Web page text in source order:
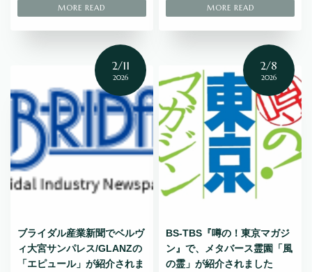
2/11
2026
ブライダル産業新聞でベルヴ
ィ大宮サンパレス/GLANZの
「エピュール」が紹介されま
2/8
2026
BS-TBS『噂の！東京マガジ
ン』で、メタバース霊園「風
の霊」が紹介されました